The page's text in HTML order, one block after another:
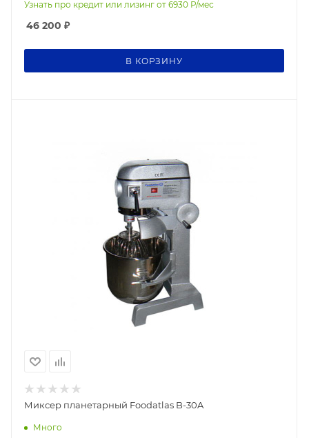
Узнать про кредит или лизинг от 6930 Р/мес
46 200 ₽
В КОРЗИНУ
Миксер планетарный Foodatlas B-30A
Много